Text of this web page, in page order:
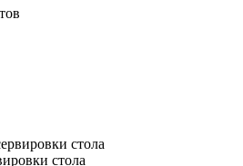
стола
стола